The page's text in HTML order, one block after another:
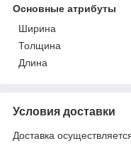
Основные атрибуты
Ширина
Толщина
Длина
Условия доставки
Доставка